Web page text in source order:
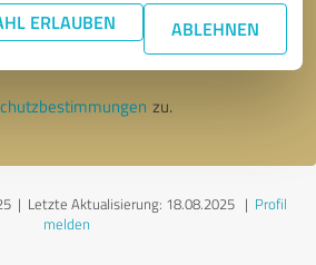
ERLAUBEN ABLEHNEN
zu.
| Letzte Aktualisierung: 18.08.2025| Profil
melden